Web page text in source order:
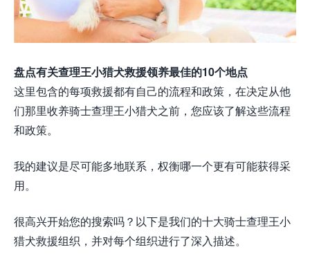
盘点有关查理王小猎犬救援领养最佳的10个地点
这里包含的每项救援都有自己的流程和政策，在决定从他
们那里收养骑士查理王小猎犬之前，您应该了解这些流程
和政策。
我的建议是尽可能多地联系，权衡哪一个更有可能获得采
用。
很高兴开始您的搜索吗？以下是我们的十大骑士查理王小
猎犬救援组织，并对每个组织进行了深入描述。